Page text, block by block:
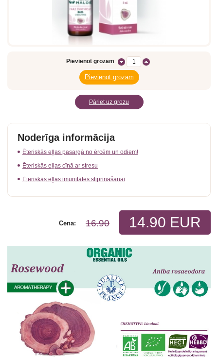
Pievienot grozam
Pāriet uz grozu
Noderīga informācija
Ēteriskās eļļas pasargā no ērcēm un odiem!
Ēteriskās eļļas cīņā ar stresu
Ēteriskās eļļas imunitātes stiprināšanai
14.90 EUR
16.90
Cena: